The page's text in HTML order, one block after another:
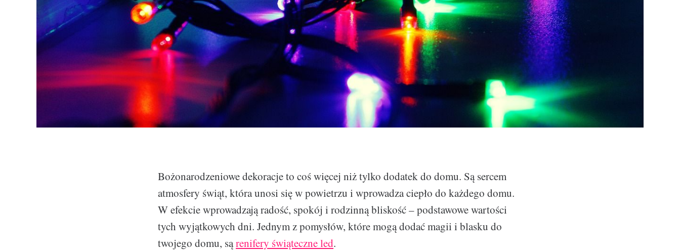
Bożonarodzeniowe dekoracje to coś więcej niż tylko dodatek do domu. Są sercem
atmosfery świąt, która unosi się w powietrzu i wprowadza ciepło do każdego domu.
W efekcie wprowadzają radość, spokój i rodzinną bliskość – podstawowe wartości
tych wyjątkowych dni. Jednym z pomysłów, które mogą dodać magii i blasku do
twojego domu, sąrenifery świąteczne led.